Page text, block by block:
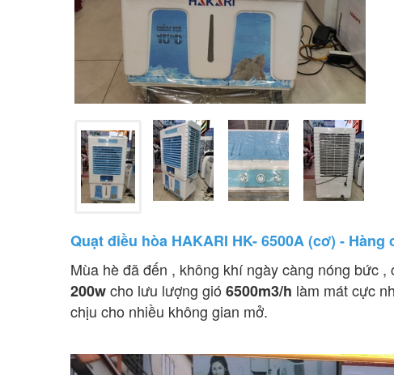
Quạt điều hòa HAKARI HK- 6500A (cơ) - Hàng
Mùa hè đã đến , không khí ngày càng nóng bức
200wcho lưu lượng gió 6500m3/h làm mát cực
chịu cho nhiều không gian mở.